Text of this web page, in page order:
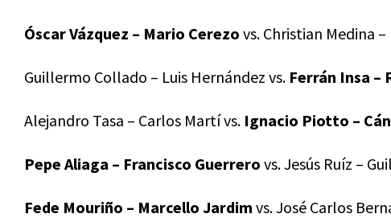
Óscar Vázquez – Mario Cerezo vs. Christian Medina
Guillermo Collado – Luis Hernández vs. Ferrán Insa –
Alejandro Tasa – Carlos Martí vs. Ignacio Piotto –
Pepe Aliaga – Francisco Guerrero vs. Jesús Ruíz –
Fede Mouriño – Marcello Jardim vs. José Carlos